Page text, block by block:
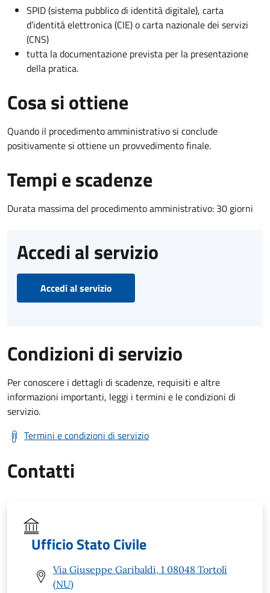
SPID (sistema pubblico di identità digitale), carta
d’identità elettronica (CIE) o carta nazionale dei servizi
(CNS)
tutta la documentazione prevista per la presentazione
della pratica.
Cosa si ottiene
Quando il procedimento amministrativo si conclude
positivamente si ottiene un provvedimento finale.
Tempi e scadenze
Durata massima del procedimento amministrativo: 30 giorni
Accedi al servizio
Accedi al servizio
Condizioni di servizio
Per conoscere i dettagli di scadenze, requisiti e altre
informazioni importanti, leggi i termini e le condizioni di
servizio.
Termini e condizioni di servizio
Contatti
Ufficio Stato Civile
Via Giuseppe Garibaldi, 1 08048 Tortolì
(NU)